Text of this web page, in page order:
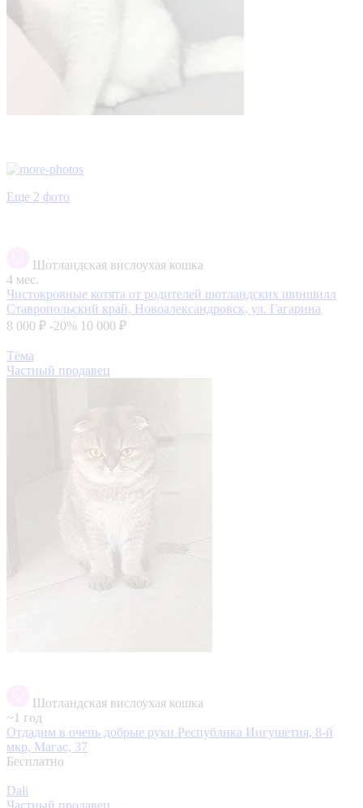
Еще 2 фото
Шотландская вислоухая кошка
4 мес.
Чистокровные котята от родителей шотландских шиншилл
Ставропольский край, Новоалександровск, ул. Гагарина
8 000 ₽ -20% 10 000 ₽
Тёма
Частный продавец
Шотландская вислоухая кошка
~1 год
Отдадим в очень добрые руки Республика Ингушетия, 8-й
мкр, Магас, 37
Бесплатно
Dali
Частный продавец